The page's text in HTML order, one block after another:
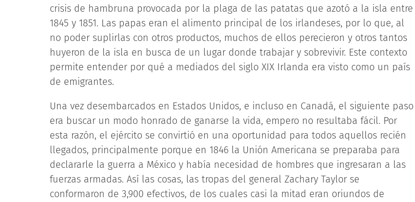
crisis de hambruna provocada por la plaga de las patatas que azotó a la isla entre
1845 y 1851. Las papas eran el alimento principal de los irlandeses, por lo que, al
no poder suplirlas con otros productos, muchos de ellos perecieron y otros tantos
huyeron de la isla en busca de un lugar donde trabajar y sobrevivir. Este contexto
permite entender por qué a mediados del siglo XIX Irlanda era visto como un país
de emigrantes.
Una vez desembarcados en Estados Unidos, e incluso en Canadá, el siguiente paso
era buscar un modo honrado de ganarse la vida, empero no resultaba fácil. Por
esta razón, el ejército se convirtió en una oportunidad para todos aquellos recién
llegados, principalmente porque en 1846 la Unión Americana se preparaba para
declararle la guerra a México y había necesidad de hombres que ingresaran a las
fuerzas armadas. Así las cosas, las tropas del general Zachary Taylor se
conformaron de 3,900 efectivos, de los cuales casi la mitad eran oriundos de